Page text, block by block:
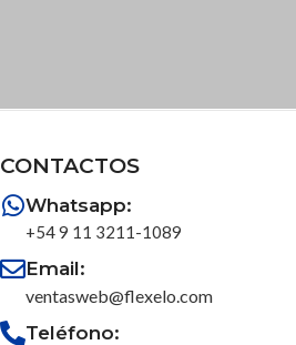
CONTACTOS
Whatsapp:
+54 9 11 3211-1089
Email:
ventasweb@flexelo.com
Teléfono: